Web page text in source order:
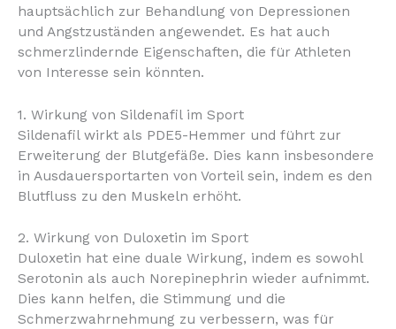
hauptsächlich zur Behandlung von Depressionen
und Angstzuständen angewendet. Es hat auch
schmerzlindernde Eigenschaften, die für Athleten
von Interesse sein könnten.
1. Wirkung von Sildenafil im Sport
Sildenafil wirkt als PDE5-Hemmer und führt zur
Erweiterung der Blutgefäße. Dies kann insbesondere
in Ausdauersportarten von Vorteil sein, indem es den
Blutfluss zu den Muskeln erhöht.
2. Wirkung von Duloxetin im Sport
Duloxetin hat eine duale Wirkung, indem es sowohl
Serotonin als auch Norepinephrin wieder aufnimmt.
Dies kann helfen, die Stimmung und die
Schmerzwahrnehmung zu verbessern, was für